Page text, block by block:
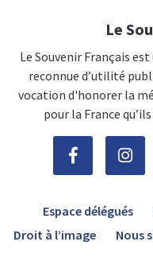
Le
Le Souvenir Français
reconnue d’utilité
vocation d'honorer la
pour la France
Espace délégués
Droit à l’image
Nous